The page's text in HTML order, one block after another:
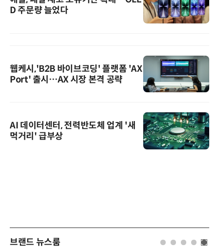
D 주문량 늘었다
웹케시,'B2B 바이브코딩' 플랫폼 'AX
Port' 출시…AX 시장 본격 공략
AI 데이터센터, 전력반도체 업계 '새
먹거리' 급부상
브랜드 뉴스룸